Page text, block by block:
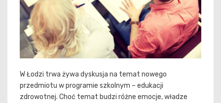
W Łodzi trwa żywa dyskusja na temat nowego
przedmiotu w programie szkolnym – edukacji
zdrowotnej. Choć temat budzi różne emocje, władze